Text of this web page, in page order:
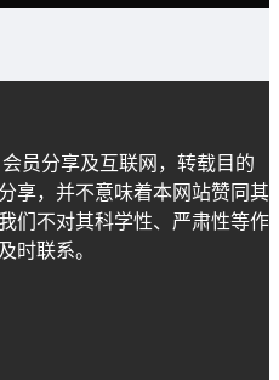
员分享及互联网，转载目的
享，并不意味着本网站赞同其
们不对其科学性、严肃性等作
时联系。